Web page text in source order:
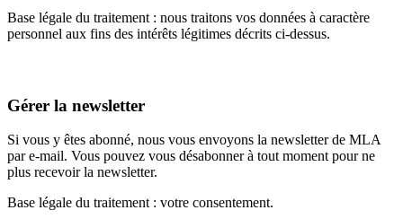
Base légale du traitement : nous traitons vos données à caractère
personnel aux fins des intérêts légitimes décrits ci-dessus.
Gérer la newsletter
Si vous y êtes abonné, nous vous envoyons la newsletter de MLA
par e-mail. Vous pouvez vous désabonner à tout moment pour ne
plus recevoir la newsletter.
Base légale du traitement : votre consentement.